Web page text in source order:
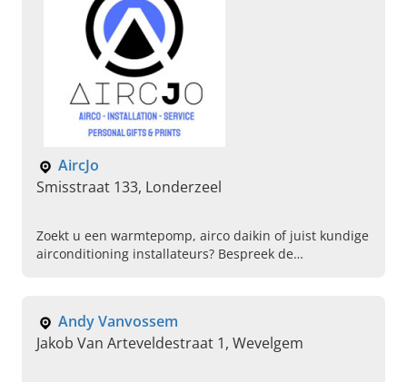
AircJo
Smisstraat 133, Londerzeel
Zoekt u een warmtepomp, airco daikin of juist kundige
airconditioning installateurs? Bespreek de
Andy Vanvossem
Jakob Van Arteveldestraat 1, Wevelgem